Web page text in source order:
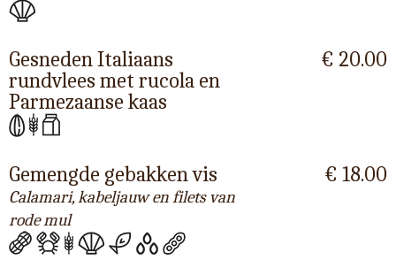
Gesneden Italiaans
rundvlees met rucola en
Parmezaanse kaas
€ 20.00
Gemengde gebakken vis
Calamari, kabeljauw en filets van
rode mul
€ 18.00